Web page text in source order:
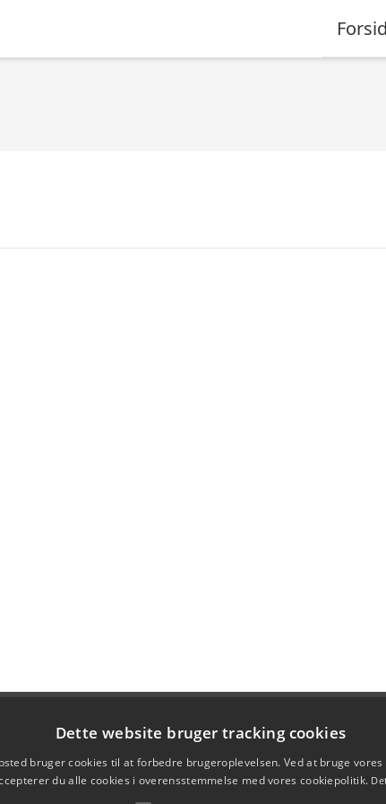
Dette website bruger tracking cookies
bruger cookies til at forbedre brugeroplevelsen. Ved at bruge vores
du alle cookies i overensstemmelse med vores cookiepolitik.